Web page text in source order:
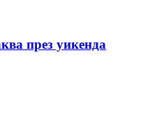
през уикенда